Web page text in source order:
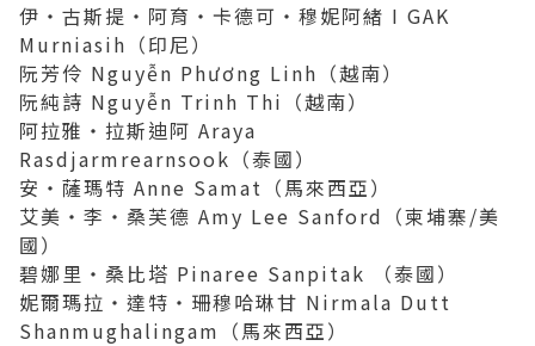
伊・古斯提・阿育・卡德可・穆妮阿緒 I GAK
Murniasih（印尼）
阮芳伶 Nguyễn Phương Linh（越南）
阮純詩 Nguyễn Trinh Thi（越南）
阿拉雅・拉斯迪阿 Araya
Rasdjarmrearnsook（泰國）
安・薩瑪特 Anne Samat（馬來西亞）
艾美・李・桑芙德 Amy Lee Sanford（柬埔寨/美
國）
碧娜里・桑比塔 Pinaree Sanpitak （泰國）
妮爾瑪拉・達特・珊穆哈琳甘 Nirmala Dutt
Shanmughalingam（馬來西亞）